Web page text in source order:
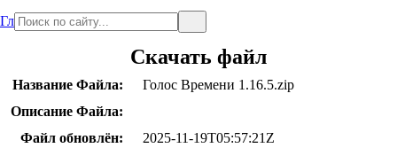
Главная
Скачать файл
Название Файла:
Голос Времени 1.16.5.zip
Описание Файла:
Файл обновлён:
2025-11-19T05:57:21Z